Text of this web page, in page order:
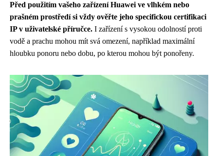
Před použitím vašeho zařízení Huawei ve vlhkém nebo
prašném prostředí si vždy ověřte jeho specifickou certifikaci
IP v uživatelské příručce. I zařízení s vysokou odolností proti
vodě a prachu mohou mít svá omezení, například maximální
hloubku ponoru nebo dobu, po kterou mohou být ponořeny.